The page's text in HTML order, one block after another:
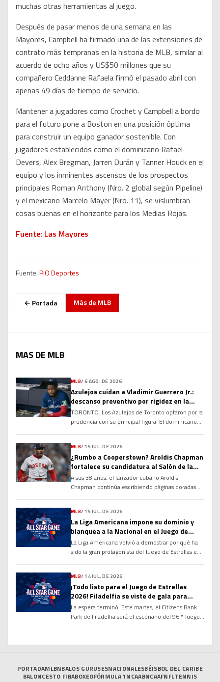
muchas otras herramientas al juego.
Después de pasar menos de una semana en las
Mayores, Campbell ha firmado una de las extensiones de
contrato más tempranas en la historia de MLB, similar al
acuerdo de ocho años y US$50 millones que su
compañero Ceddanne Rafaela firmó el pasado abril con
apenas 49 días de tiempo de servicio.
Mantener a jugadores como Crochet y Campbell a bordo
para el futuro pone a Boston en una posición óptima
para construir un equipo ganador sostenible. Con
jugadores establecidos como el dominicano Rafael
Devers, Alex Bregman, Jarren Durán y Tanner Houck en el
equipo y los inminentes ascensos de los prospectos
principales Roman Anthony (Nro. 2 global según Pipeline)
y el mexicano Marcelo Mayer (Nro. 11), se vislumbran
cosas buenas en el horizonte para los Medias Rojas.
Fuente: Las Mayores
Fuente:PIO Deportes
← Portada Más de MLB
MAS DE MLB
MLB/6 AGO. DE 2026
Azulejos cuidan a Vladimir Guerrero Jr.:
descanso preventivo por rigidez en la
corva
TORONTO. Los Azulejos de Toronto optaron por la
prudencia con su principal figura. El dominicano
una rigidez en el tendón de la corva, una decisión
tomada con el objetivo de evitar que la molestia
se agrave y garantizar su […]
MLB/ 15 JUL. DE 2026
¿Rumbo a Cooperstown? Aroldis Chapman
fortalece su candidatura al Salón de la
Fama
A sus 38 años, el lanzador cubano Aroldis
Chapman continúa escribiendo páginas doradas en
méritos suficientes para ingresar al Salón de la
Fama de Cooperstown? Sus números, su
longevidad y el dominio que ha ejercido durante
más de […]
MLB/ 15 JUL. DE 2026
La Liga Americana impone su dominio y
blanquea a la Nacional en el Juego de
Estrellas 2026
La Liga Americana volvió a demostrar por qué ha
sido la gran protagonista del Juego de Estrellas en
lanzadores prácticamente imbatible, el Joven
Circuito derrotó por marcador de 4-0 a la Liga
Nacional en la edición 96 del Clásico de […]
MLB/ 14 JUL. DE 2026
¡Todo listo para el Juego de Estrellas
2026! Filadelfia se viste de gala para
recibir a las mayores figuras de la MLB
La espera terminó. Este martes, el Citizens Bank
Park de Filadelfia será el escenario del 96.º Juego
en el tradicional duelo entre la Liga Americana y la
PORTADAMLBNBALOS GURUSESNACIONALESBÉISBOL DEL CARIBE
BALONCESTO FIBABOXEOFÓRMULA 1NCAABNCAAFNFLTENNIS